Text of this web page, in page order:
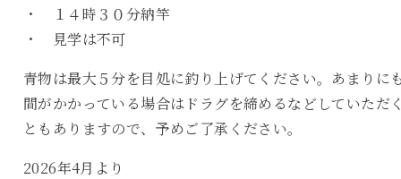
・ １４時３０分納竿
・ 見学は不可
青物は最大５分を目処に釣り上げてください。あまりに
間がかかっている場合はドラグを締めるなどしていただ
ともありますので、予めご了承ください。
2026年4月より